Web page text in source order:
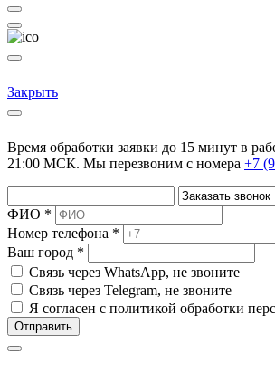
Закрыть
Время обработки заявки до 15 минут в
21:00 МСК. Мы перезвоним с номера +7
ФИО *
Номер телефона *
Ваш город *
Cвязь через WhatsApp, не звоните
Cвязь через Telegram, не звоните
Я согласен с политикой обработки
Отправить